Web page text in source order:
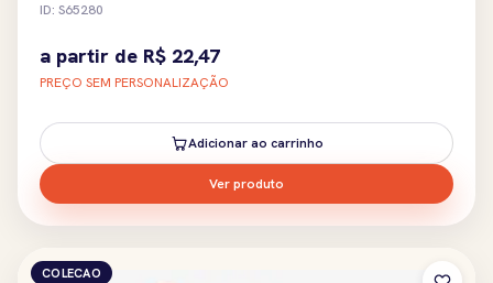
ID: S65280
a partir de R$ 22,47
PREÇO SEM PERSONALIZAÇÃO
Adicionar ao carrinho
Ver produto
COLECAO